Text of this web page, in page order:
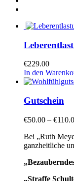
€229.00
In den
Gutschein
€50.00 – €
Bei „Ruth
ganzheitliche
„Straffe